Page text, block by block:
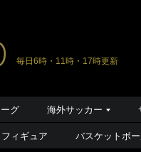
毎日6時・11時・17時更新
グ 海外サッカー
フィギュア バスケットボ